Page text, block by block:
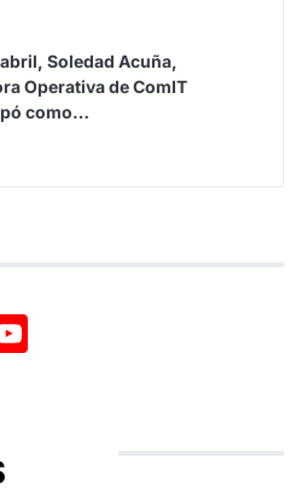
Soledad Acuña,
Operativa de ComIT
como…